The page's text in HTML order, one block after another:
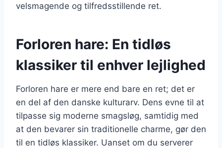
velsmagende og tilfredsstillende ret.
Forloren hare: En tidløs
klassiker til enhver lejlighed
Forloren hare er mere end bare en ret; det er
en del af den danske kulturarv. Dens evne til at
tilpasse sig moderne smagsløg, samtidig med
at den bevarer sin traditionelle charme, gør den
til en tidløs klassiker. Uanset om du serverer